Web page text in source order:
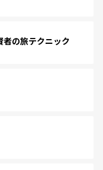
の旅テクニック